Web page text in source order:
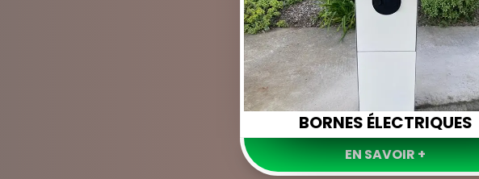
BORNES ÉLECTRIQUES
EN SAVOIR +